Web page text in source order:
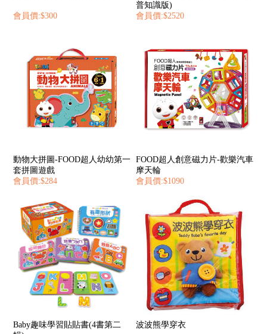
會員價:$300
普知識版)
會員價:$2520
動物大拼圖-FOOD超人幼幼第一
套拼圖遊戲
會員價:$284
FOOD超人創意磁力片-歡樂汽車
摩天輪
會員價:$1090
Baby趣味學習貼貼書(4書第二
波波熊學穿衣